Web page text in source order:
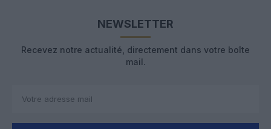
NEWSLETTER
Recevez notre actualité, directement dans votre boîte
mail.